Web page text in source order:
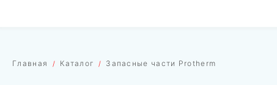
Главная Каталог Запасные части Protherm